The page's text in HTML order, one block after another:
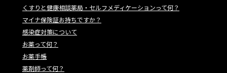
くすりと健康相談薬局・セルフメディケーションって何？
マイナ保険証お持ちですか？
感染症対策について
お薬って何？
お薬手帳
薬剤師って何？